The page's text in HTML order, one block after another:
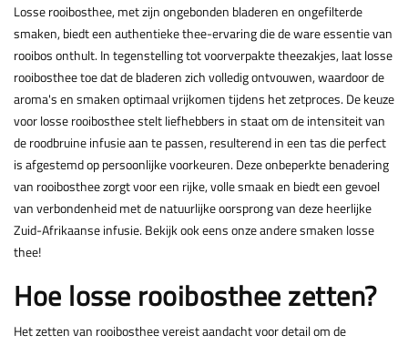
Losse rooibosthee, met zijn ongebonden bladeren en ongefilterde
smaken, biedt een authentieke thee-ervaring die de ware essentie van
rooibos onthult. In tegenstelling tot voorverpakte theezakjes, laat losse
rooibosthee toe dat de bladeren zich volledig ontvouwen, waardoor de
aroma's en smaken optimaal vrijkomen tijdens het zetproces. De keuze
voor losse rooibosthee stelt liefhebbers in staat om de intensiteit van
de roodbruine infusie aan te passen, resulterend in een tas die perfect
is afgestemd op persoonlijke voorkeuren. Deze onbeperkte benadering
van rooibosthee zorgt voor een rijke, volle smaak en biedt een gevoel
van verbondenheid met de natuurlijke oorsprong van deze heerlijke
Zuid-Afrikaanse infusie. Bekijk ook eens onze andere smaken losse
thee!
Hoe losse rooibosthee zetten?
Het zetten van rooibosthee vereist aandacht voor detail om de